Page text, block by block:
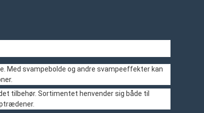
Med svampebolde og andre svampeeffekter kan
tilbehør. Sortimentet henvender sig både til